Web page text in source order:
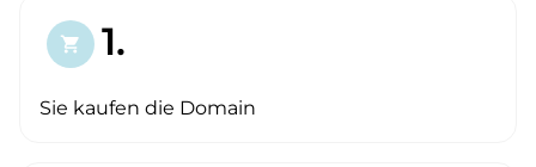
shopping_cart 1.
Sie kaufen die Domain